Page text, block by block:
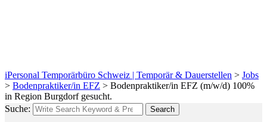
iPersonal Temporärbüro Schweiz | Temporär & Dauerstellen > Jobs
> Bodenpraktiker/in EFZ > Bodenpraktiker/in EFZ (m/w/d) 100%
in Region Burgdorf gesucht.
Suche:
Search